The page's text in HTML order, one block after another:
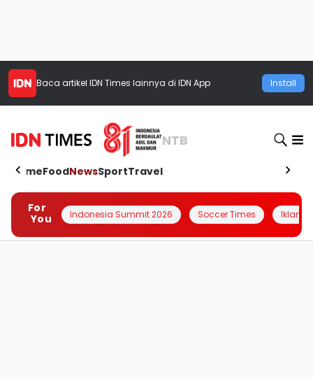
Baca artikel IDN Times lainnya di IDN App Install
NTB
HomeFoodNewsSportTravel
For
You
Indonesia Summit 2026 Soccer Times Iklanin